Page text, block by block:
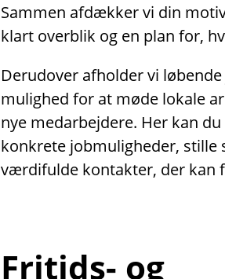
Sammen afdækker vi din
klart overblik og en plan for,
Derudover afholder vi
mulighed for at møde lokale
nye medarbejdere. Her kan
konkrete jobmuligheder, stille
værdifulde kontakter, der kan
Fritids- og